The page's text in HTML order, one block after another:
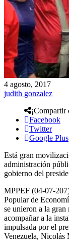
4 agosto, 2017
judith gonzalez
¡Compartir
Facebook
Twitter
Google Plus
Está gran
administración
gobierno del
MPPEF (04-07-
Popular de
se unieron a la
acompañar a la
impulsada por el
Venezuela, Nicolás